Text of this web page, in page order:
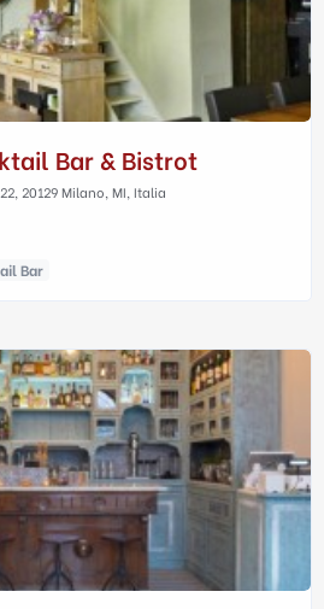
Bar & Bistrot
20129 Milano, MI, Italia
Bar